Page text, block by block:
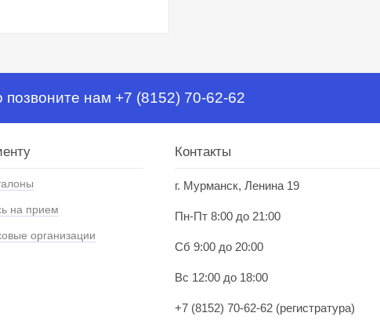
нам +7 (8152) 70-62-62
на прием
организации
Контакты
г. Мурманск, Ленина 19
Пн-Пт 8:00 до 21:00
Сб 9:00 до 20:00
Вс 12:00 до 18:00
+7 (8152) 70-62-62 (регистратура)